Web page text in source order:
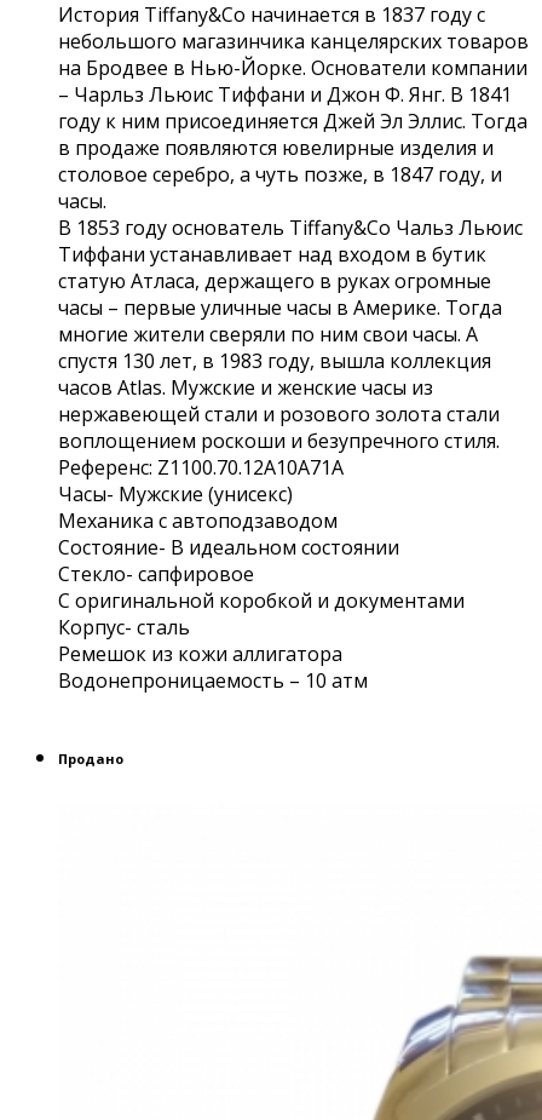
История Tiffany&Co начинается в 1837 году с
небольшого магазинчика канцелярских товаров
на Бродвее в Нью-Йорке. Основатели компании
– Чарльз Льюис Тиффани и Джон Ф. Янг. В 1841
году к ним присоединяется Джей Эл Эллис. Тогда
в продаже появляются ювелирные изделия и
столовое серебро, а чуть позже, в 1847 году, и
часы.
В 1853 году основатель Tiffany&Co Чальз Льюис
Тиффани устанавливает над входом в бутик
статую Атласа, держащего в руках огромные
часы – первые уличные часы в Америке. Тогда
многие жители сверяли по ним свои часы. А
спустя 130 лет, в 1983 году, вышла коллекция
часов Atlas. Мужские и женские часы из
нержавеющей стали и розового золота стали
воплощением роскоши и безупречного стиля.
Референс: Z1100.70.12A10A71A
Часы- Мужские (унисекс)
Механика с автоподзаводом
Состояние- В идеальном состоянии
Стекло- сапфировое
С оригинальной коробкой и документами
Корпус- сталь
Ремешок из кожи аллигатора
Водонепроницаемость – 10 атм
Продано